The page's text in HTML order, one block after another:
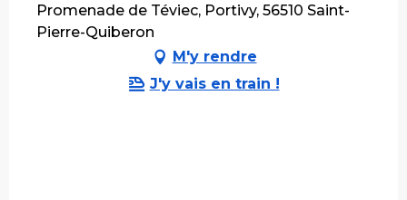
Promenade de Téviec, Portivy, 56510 Saint-
Pierre-Quiberon
M'y rendre
J'y vais en train !